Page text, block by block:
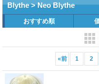
Blythe > Neo Blythe
おすすめ順
«前 1 2